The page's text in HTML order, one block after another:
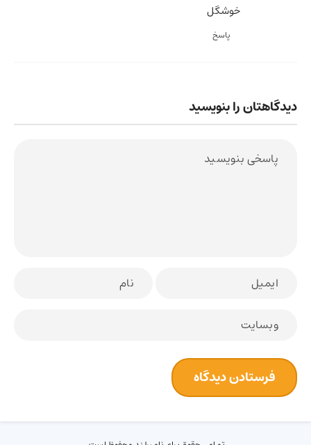
خوشگل
پاسخ
دیدگاهتان را بنویسید